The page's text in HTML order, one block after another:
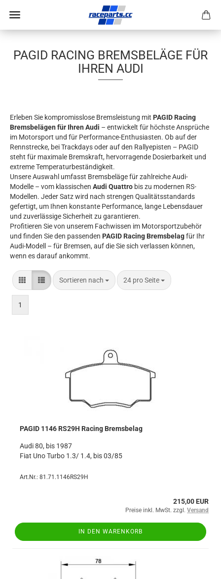
PAGID RACING BREMSBELÄGE FÜR
IHREN AUDI
Erleben Sie kompromisslose Bremsleistung mit PAGID Racing
Bremsbelägen für Ihren Audi – entwickelt für höchste Ansprüche
im Motorsport und für Performance-Enthusiasten. Ob auf der
Rennstrecke, bei Trackdays oder auf den Rallyepisten – PAGID
steht für maximale Bremskraft, hervorragende Dosierbarkeit und
extreme Temperaturbeständigkeit.
Unsere Auswahl umfasst Bremsbeläge für zahlreiche Audi-
Modelle – vom klassischen Audi Quattro bis zu modernen RS-
Modellen. Jeder Satz wird nach strengen Qualitätsstandards
gefertigt, um Ihnen konstante Performance, lange Lebensdauer
und zuverlässige Sicherheit zu garantieren.
Profitieren Sie von unserem Fachwissen im Motorsportzubehör
und finden Sie den passenden PAGID Racing Bremsbelagfür Ihr
Audi-Modell – für Bremsen, auf die Sie sich verlassen können,
wenn es darauf ankommt.
Sortieren nach
Sortieren nach 24 pro Seite
pro Seite
1
PAGID 1146 RS29H Racing Bremsbelag
Audi 80, bis 1987
Fiat Uno Turbo 1.3/ 1.4, bis 03/85
Art.Nr.: 81.71.1146RS29H
215,00 EUR
Preise inkl. MwSt. zzgl. Versand
IN DEN WARENKORB